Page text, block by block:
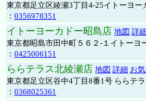
東京都足立区綾瀬3丁目4-25イトーヨー
： 0356978351
イトーヨーカドー昭島店 地図 詳細
東京都昭島市田中町５６２-１イトーヨ
： 0425006151
ららテラス北綾瀬店 地図 詳細 お
東京都足立区谷中4丁目8番1号 ららテ
： 0368025361